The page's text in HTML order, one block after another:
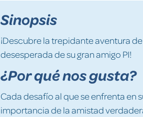
Sinopsis
¡Descubre la trepidante aventura
desesperada de su gran amigo PI!
¿Por qué nos gusta?
Cada desafío al que se enfrenta en
importancia de la amistad